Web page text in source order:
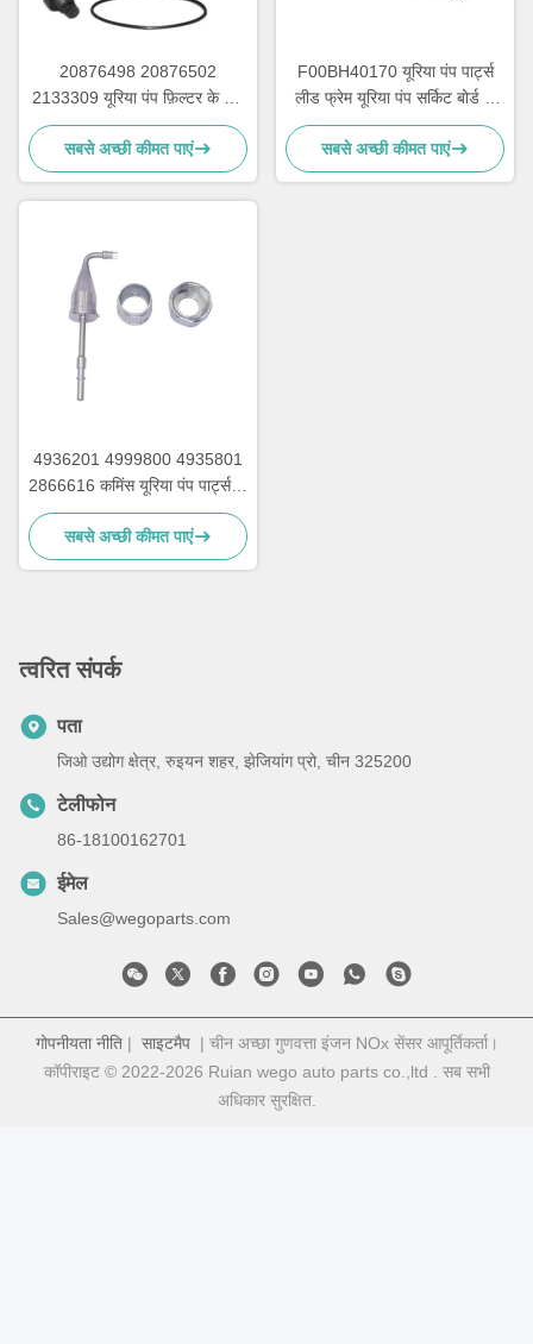
20876498 20876502
2133309 यूरिया पंप फ़िल्टर के लिए
Adblue पंप मरम्मत भागों
सबसे अच्छी कीमत पाएं
F00BH40170 यूरिया पंप पार्ट्स
लीड फ्रेम यूरिया पंप सर्किट बोर्ड के
लिए
सबसे अच्छी कीमत पाएं
4936201 4999800 4935801
2866616 कमिंस यूरिया पंप पार्ट्स के
लिए पेंच नट के साथ यूरिया इंजेक्टर
सबसे अच्छी कीमत पाएं
त्वरित संपर्क
पता
जिओ उद्योग क्षेत्र, रुइयन शहर, झेजियांग प्रो, चीन 325200
टेलीफोन
86-18100162701
ईमेल
Sales@wegoparts.com
गोपनीयता नीति| साइटमैप| चीन अच्छा गुणवत्ता इंजन NOx सेंसर आपूर्तिकर्ता।
कॉपीराइट © 2022-2026 Ruian wego auto parts co.,ltd . सब सभी
अधिकार सुरक्षित.